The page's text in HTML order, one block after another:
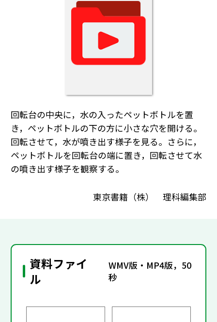
回転台の中央に，水の入ったペットボトルを置
き，ペットボトルの下の方に小さな穴を開ける。
回転させて，水が噴き出す様子を見る。さらに，
ペットボトルを回転台の端に置き，回転させて水
の噴き出す様子を観察する。
東京書籍（株） 理科編集部
資料ファイ
ル
WMV版・MP4版，50
秒